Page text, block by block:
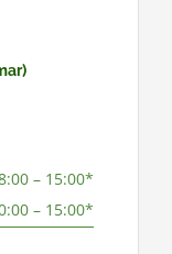
– 15:00*
– 15:00*